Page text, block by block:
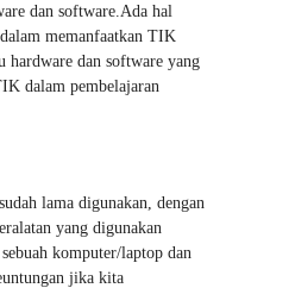
dan software.Ada hal
memanfaatkan TIK
hardware dan software yang
dalam pembelajaran
lama digunakan, dengan
yang digunakan
komputer/laptop dan
jika kita